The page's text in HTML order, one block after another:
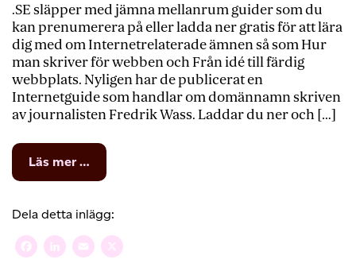
.SE släpper med jämna mellanrum guider som du
kan prenumerera på eller ladda ner gratis för att lära
dig med om Internetrelaterade ämnen så som Hur
man skriver för webben och Från idé till färdig
webbplats. Nyligen har de publicerat en
Internetguide som handlar om domännamn skriven
av journalisten Fredrik Wass. Laddar du ner och […]
Läs mer …
Intressant
om
domännamn
Dela detta inlägg:
Facebook
LinkedIn
Email